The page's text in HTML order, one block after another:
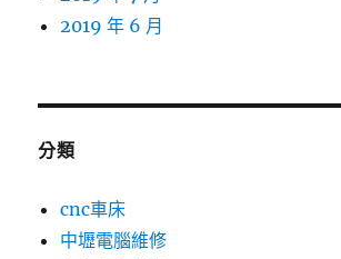
2019 年 6 月
分類
cnc車床
中壢電腦維修